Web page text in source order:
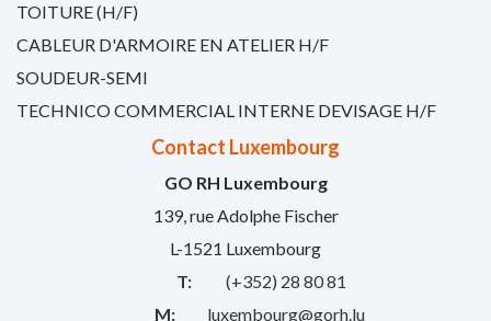
TOITURE (H/F)
CABLEUR D'ARMOIRE EN ATELIER H/F
SOUDEUR-SEMI
TECHNICO COMMERCIAL INTERNE DEVISAGE H/F
Contact Luxembourg
GO RH Luxembourg
139, rue Adolphe Fischer
L-1521 Luxembourg
T:
(+352) 28 80 81
M:
luxembourg@gorh.lu